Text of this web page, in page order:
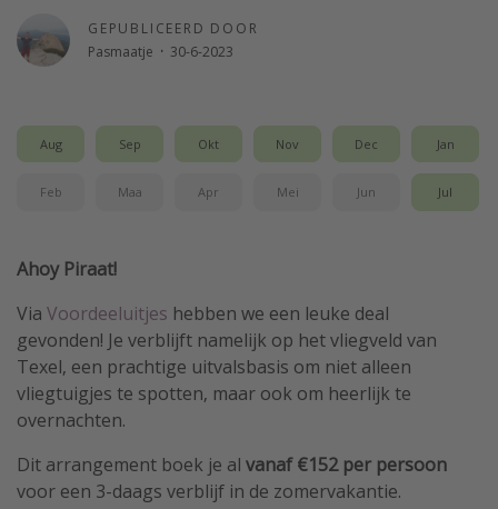
Zonvakanties
Rondreizen
Meer onderwerpen
Beste keukens ter wereld
Center Parcs
Disneyland Parijs
Strandvakantie in Italië
Strandvakantie in Nederland
All inclusive vakantie in Griekenland
GEPUBLICEERD DOOR
Pasmaatje · 30-6-2023
Aug Sep Okt Nov Dec Jan
Feb Maa Apr Mei Jun Jul
Ahoy Piraat!
Via Voordeeluitjes hebben we een leuke deal
gevonden! Je verblijft namelijk op het vliegveld van
Texel, een prachtige uitvalsbasis om niet alleen
vliegtuigjes te spotten, maar ook om heerlijk te
overnachten.
Dit arrangement boek je al vanaf €152 per persoon
voor een 3-daags verblijf in de zomervakantie.